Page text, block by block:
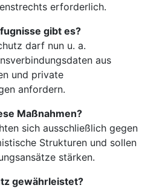
erforderlich.
gibt es?
darf nun u. a.
aus
und private
anfordern.
Maßnahmen?
sich ausschließlich gegen
Strukturen und sollen
stärken.
gewährleistet?